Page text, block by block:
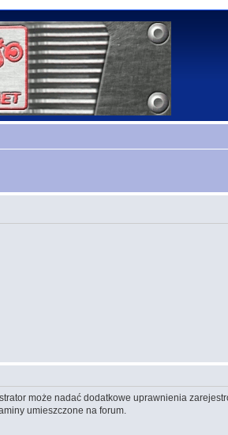
może nadać dodatkowe uprawnienia
umieszczone na forum.